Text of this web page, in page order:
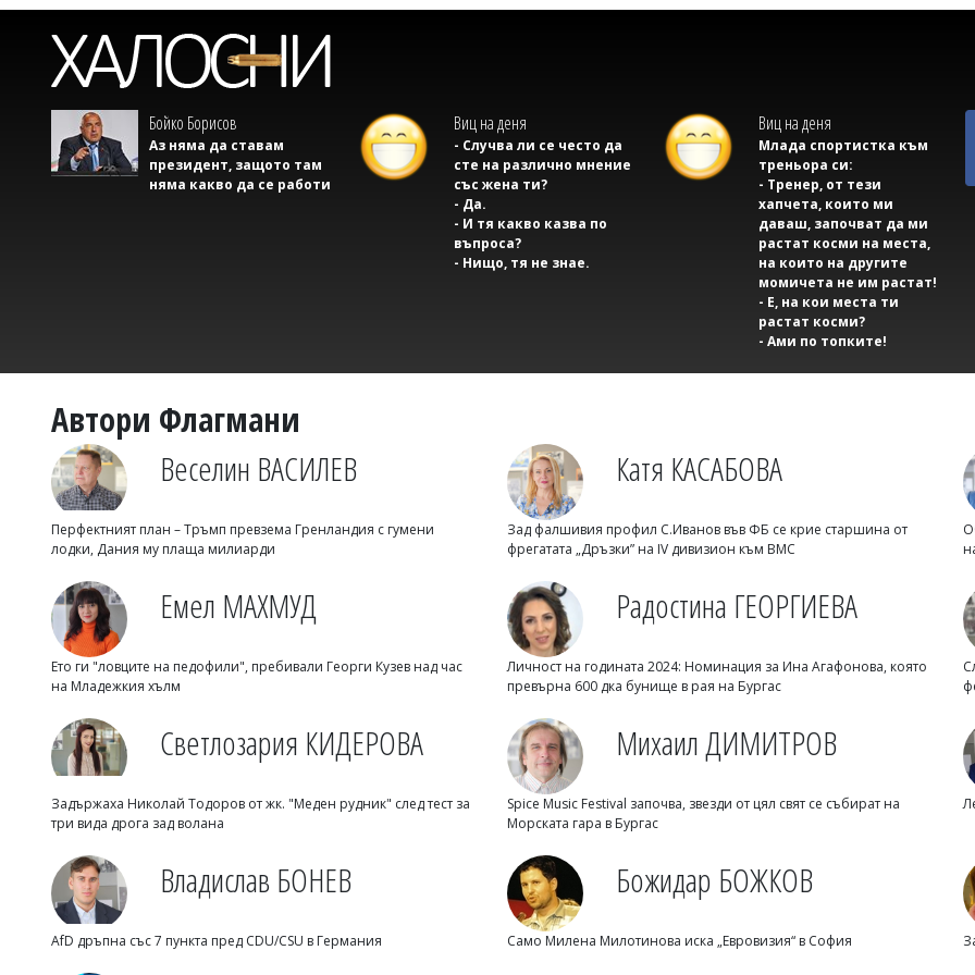
Бойко Борисов
Аз няма да ставам
президент, защото там
няма какво да се работи
Виц на деня
- Случва ли се често да
сте на различно мнение
със жена ти?
- Да.
- И тя какво казва по
въпроса?
- Нищо, тя не знае.
Виц на деня
Млада спортистка към
треньора си:
- Тренер, от тези
хапчета, които ми
даваш, започват да ми
растат косми на места,
на които на другите
момичета не им растат!
- Е, на кои места ти
растат косми?
- Ами по топките!
Автори Флагмани
Веселин ВАСИЛЕВ
Перфектният план – Тръмп превзема Гренландия с гумени
лодки, Дания му плаща милиарди
Катя КАСАБОВА
Зад фалшивия профил С.Иванов във ФБ се крие старшина от
фрегатата „Дръзки” на IV дивизион към ВМС
Емел МАХМУД
Ето ги "ловците на педофили", пребивали Георги Кузев над час
на Младежкия хълм
Радостина ГЕОРГИЕВА
Личност на годината 2024: Номинация за Ина Агафонова, която
превърна 600 дка бунище в рая на Бургас
Светлозария КИДЕРОВА
Задържаха Николай Тодоров от жк. "Меден рудник" след тест за
три вида дрога зад волана
Михаил ДИМИТРОВ
Spice Music Festival започва, звезди от цял свят се събират на
Морската гара в Бургас
Владислав БОНЕВ
AfD дръпна със 7 пункта пред CDU/CSU в Германия
Божидар БОЖКОВ
Само Милена Милотинова иска „Евровизия“ в София